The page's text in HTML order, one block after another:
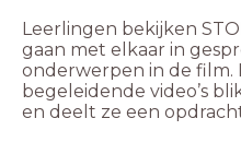
Leerlingen bekijken
gaan met elkaar in
onderwerpen in de film.
begeleidende video’s
en deelt ze een